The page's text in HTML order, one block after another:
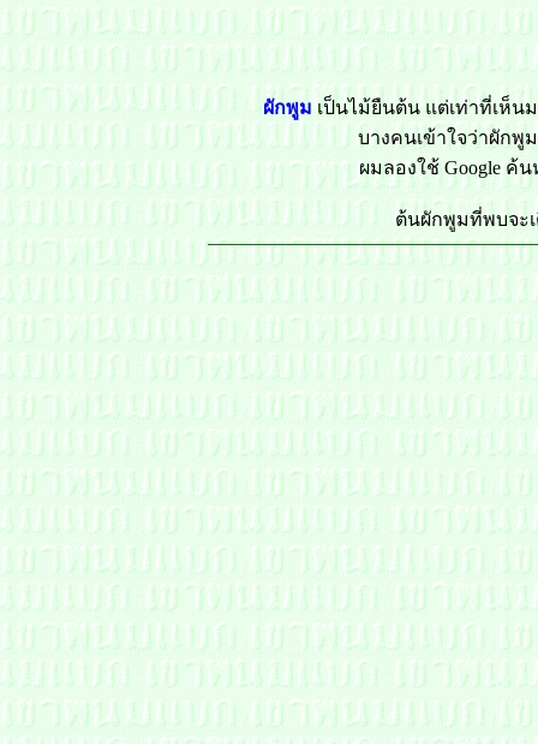
ผักพูมเป็นไม้ยืนต้น แต่เท่าที่เห็น
บางคนเข้าใจว่าผักพู
ผมลองใช้ Google ค้
ต้นผักพูมที่พบจะ